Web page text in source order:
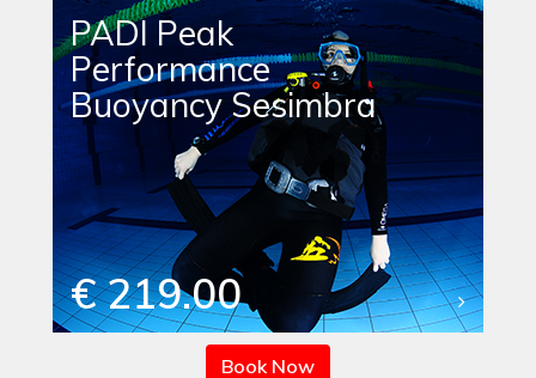
PADI Peak
Performance
Buoyancy Sesimbra
€ 219.00
Book Now